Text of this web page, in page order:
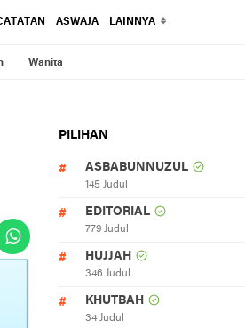
ASWAJA LAINNYA
Wanita
PILIHAN
ASBABUNNUZUL
145 Judul
EDITORIAL
779 Judul
HUJJAH
346 Judul
KHUTBAH
34 Judul